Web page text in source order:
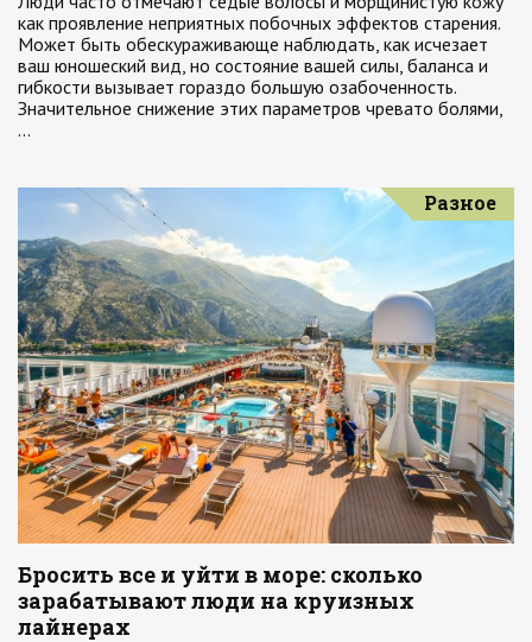
как проявление неприятных побочных эффектов старения.
Может быть обескураживающе наблюдать, как исчезает
ваш юношеский вид, но состояние вашей силы, баланса и
гибкости вызывает гораздо большую озабоченность.
Значительное снижение этих параметров чревато болями,
…
Разное
Бросить все и уйти в море: сколько
зарабатывают люди на круизных
лайнерах